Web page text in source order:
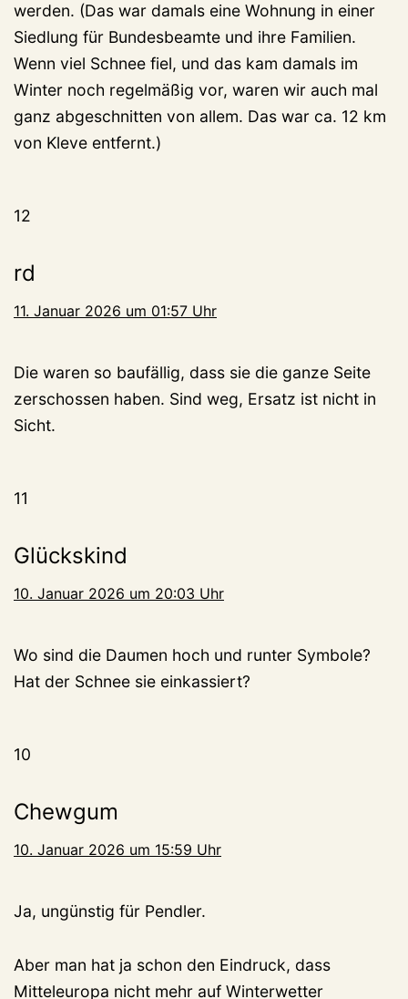
werden. (Das war damals eine Wohnung in einer
Siedlung für Bundesbeamte und ihre Familien.
Wenn viel Schnee fiel, und das kam damals im
Winter noch regelmäßig vor, waren wir auch mal
ganz abgeschnitten von allem. Das war ca. 12 km
von Kleve entfernt.)
12
rd
11. Januar 2026 um 01:57 Uhr
Die waren so baufällig, dass sie die ganze Seite
zerschossen haben. Sind weg, Ersatz ist nicht in
Sicht.
11
Glückskind
10. Januar 2026 um 20:03 Uhr
Wo sind die Daumen hoch und runter Symbole?
Hat der Schnee sie einkassiert?
10
Chewgum
10. Januar 2026 um 15:59 Uhr
Ja, ungünstig für Pendler.
Aber man hat ja schon den Eindruck, dass
Mitteleuropa nicht mehr auf Winterwetter